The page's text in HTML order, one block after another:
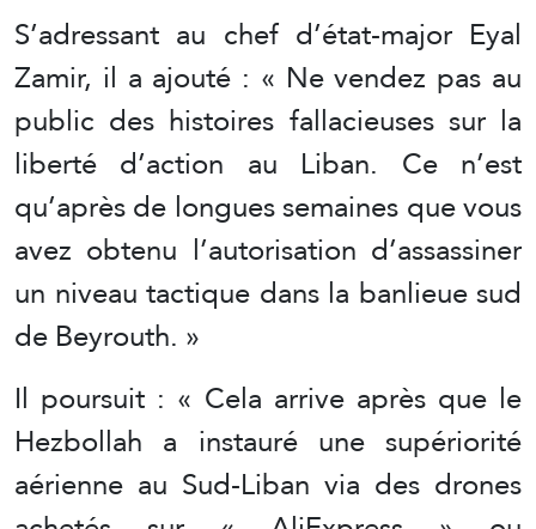
S’adressant au chef d’état-major Eyal
Zamir, il a ajouté : « Ne vendez pas au
public des histoires fallacieuses sur la
liberté d’action au Liban. Ce n’est
qu’après de longues semaines que vous
avez obtenu l’autorisation d’assassiner
un niveau tactique dans la banlieue sud
de Beyrouth. »
Il poursuit : « Cela arrive après que le
Hezbollah a instauré une supériorité
aérienne au Sud-Liban via des drones